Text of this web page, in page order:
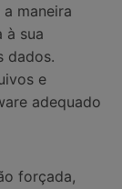
a maneira
à sua
dados.
e
adequado
forçada,